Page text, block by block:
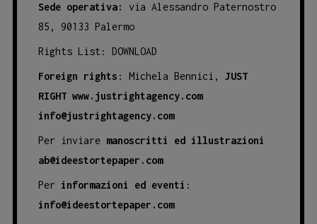
Sede operativa:
via Alessandro Paternostro
85, 90133 Palermo
Rights List: DOWNLOAD
Foreign rights : Michela Bennici, JUST
RIGHT www.justrightagency.com
info@justrightagency.com
Per inviare manoscritti ed illustrazioni
ab@ideestortepaper.com
Per informazioni ed eventi :
info@ideestortepaper.com